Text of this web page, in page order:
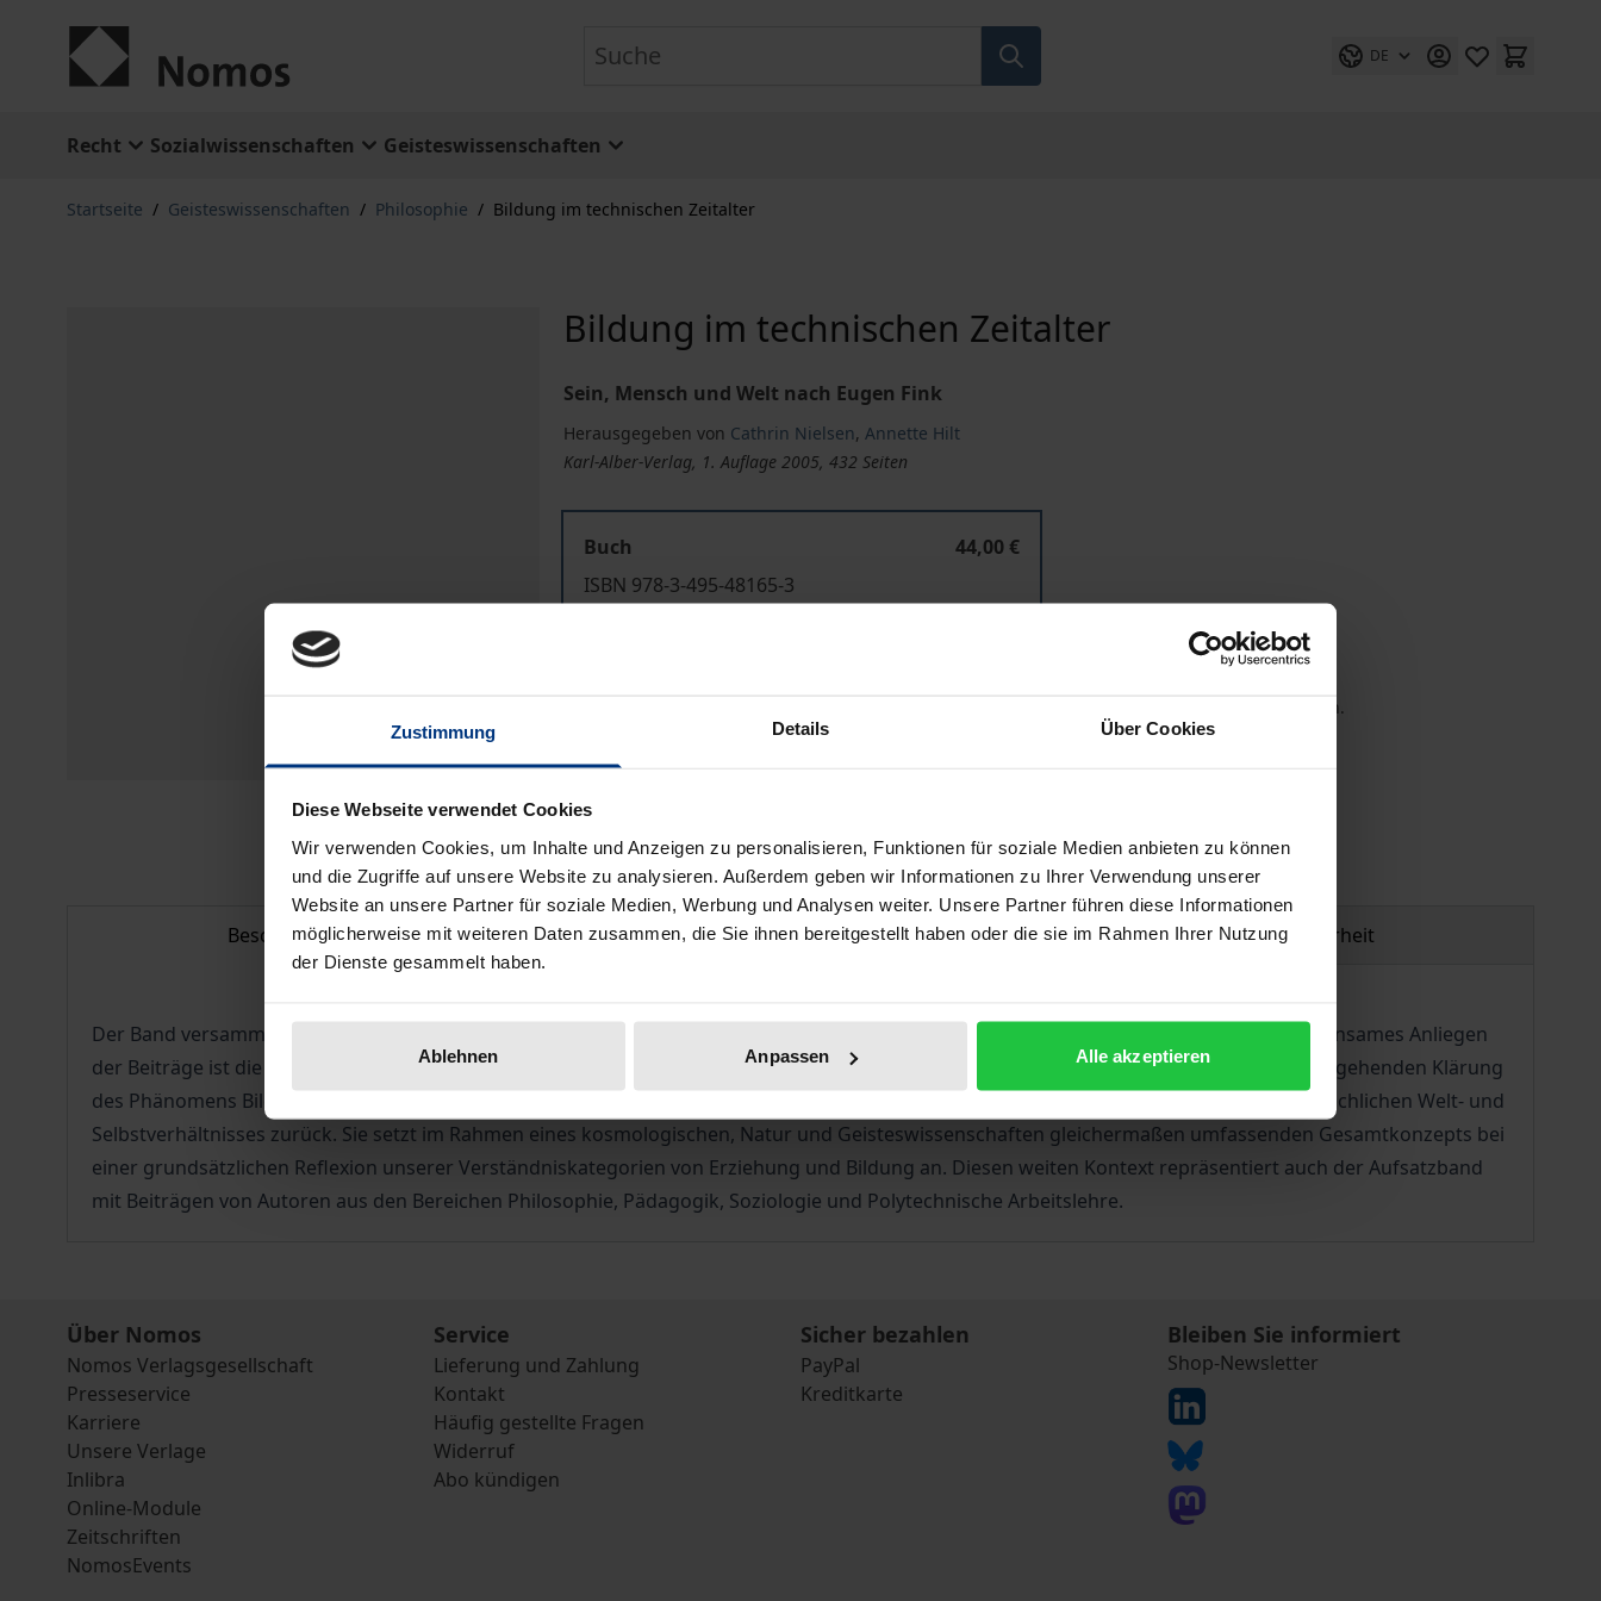
Zustimmung Details Über Cookies
Diese Webseite verwendet Cookies
Wir verwenden Cookies, um Inhalte und Anzeigen zu personalisieren, Funktionen für soziale Medien anbieten zu können
und die Zugriffe auf unsere Website zu analysieren. Außerdem geben wir Informationen zu Ihrer Verwendung unserer
Website an unsere Partner für soziale Medien, Werbung und Analysen weiter. Unsere Partner führen diese Informationen
möglicherweise mit weiteren Daten zusammen, die Sie ihnen bereitgestellt haben oder die sie im Rahmen Ihrer Nutzung
der Dienste gesammelt haben.
Ablehnen Anpassen Alle akzeptieren
DE
Recht Sozialwissenschaften Geisteswissenschaften
Startseite / Geisteswissenschaften / Philosophie / Bildung im technischen Zeitalter
Bildung im technischen Zeitalter
Sein, Mensch und Welt nach Eugen Fink
Herausgegeben von Cathrin Nielsen,Annette Hilt
Karl-Alber-Verlag, 1. Auflage 2005, 432 Seiten
Buch
44,00 €
ISBN 978-3-495-48165-3
Preisangaben inkl. MwSt. Abhängig von der Lieferadresse kann die MwSt. an der Kasse variieren.
In den Warenkorb
Hinweise zu Versandkosten
Beschreibung Bibliografische Angaben Produktsicherheit
Der Band versammelt Aufsätze zur Philosophie der Erziehung des Freiburger Philosophen und Pädagogen Eugen Fink (1905-1975). Gemeinsames Anliegen
der Beiträge ist die Auseinandersetzung mit der gegenwärtigen Krise der Bildung, die nach einer anthropologisch und geschichtlich tiefergehenden Klärung
des Phänomens Bildung verlangt. Eugen Finks Philosophie der Erziehung bindet die Pädagogik in die philosophische Dimension des menschlichen Welt- und
Selbstverhältnisses zurück. Sie setzt im Rahmen eines kosmologischen, Natur und Geisteswissenschaften gleichermaßen umfassenden Gesamtkonzepts bei
einer grundsätzlichen Reflexion unserer Verständniskategorien von Erziehung und Bildung an. Diesen weiten Kontext repräsentiert auch der Aufsatzband
mit Beiträgen von Autoren aus den Bereichen Philosophie, Pädagogik, Soziologie und Polytechnische Arbeitslehre.
Über Nomos
Nomos Verlagsgesellschaft
Presseservice
Karriere
Unsere Verlage
Inlibra
Online-Module
Zeitschriften
NomosEvents
Service
Lieferung und Zahlung
Kontakt
Häufig gestellte Fragen
Widerruf
Abo kündigen
Sicher bezahlen
PayPal
Kreditkarte
Bleiben Sie informiert
Shop-Newsletter